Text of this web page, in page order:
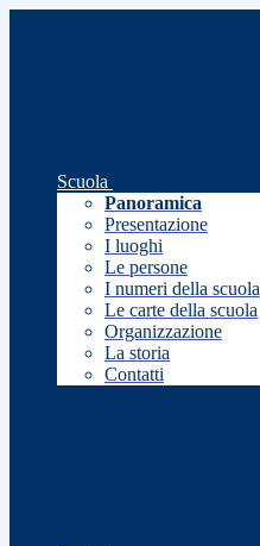
Scuola
Panoramica
Presentazione
I luoghi
Le persone
I numeri della scuola
Le carte della scuola
Organizzazione
La storia
Contatti